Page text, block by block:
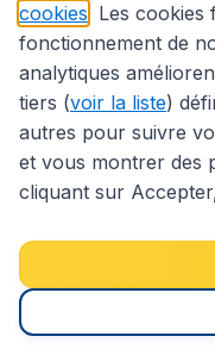
Déclaration
Déclaration
cookies . Les
fonctionnement de
analytiques
tiers (voir la liste)
autres pour suivre
et vous montrer des
cliquant sur